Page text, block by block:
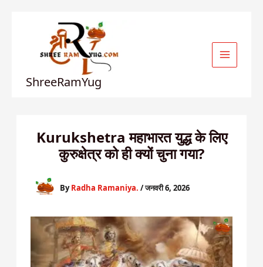
ShreeRamYug
Kurukshetra महाभारत युद्ध के लिए
कुरुक्षेत्र को ही क्यों चुना गया?
ByRadha Ramaniya. /जनवरी 6, 2026